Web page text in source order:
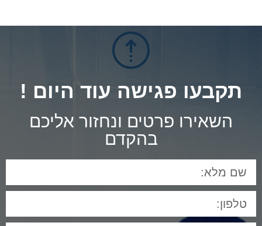
תקבעו פגישה עוד היום !
השאירו פרטים ונחזור אליכם
בהקדם